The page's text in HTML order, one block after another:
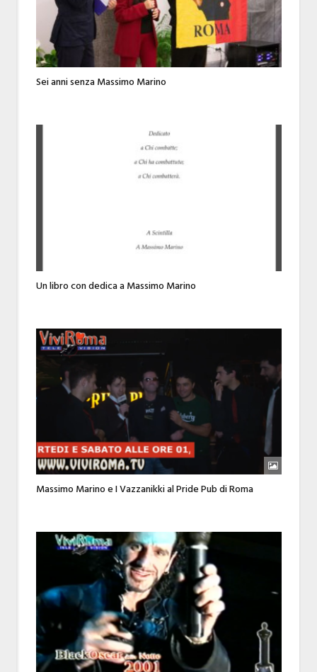
Sei anni senza Massimo Marino
Un libro con dedica a Massimo Marino
Massimo Marino e I Vazzanikki al Pride Pub di Roma